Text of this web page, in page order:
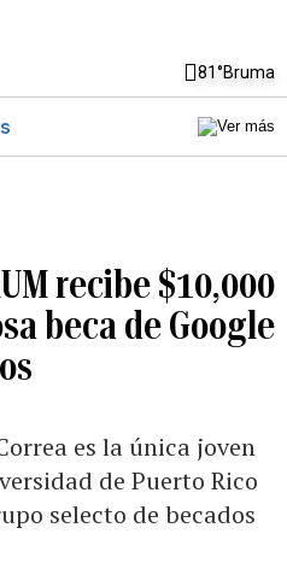
81°Bruma
recibe $10,000
beca de Google
es la única joven
de Puerto Rico
selecto de becados